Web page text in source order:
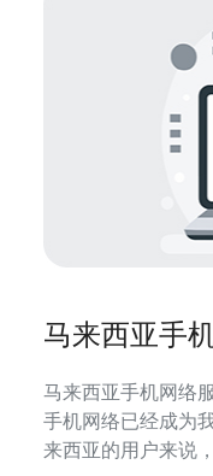
马来西亚手
马来西亚手机网络服务器IP查
手机网络已经成为
来西亚的用户来说